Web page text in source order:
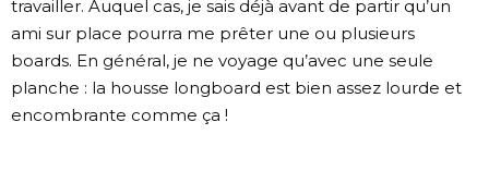
travailler. Auquel cas, je sais déjà avant de partir qu’un
ami sur place pourra me prêter une ou plusieurs
boards. En général, je ne voyage qu’avec une seule
planche : la housse longboard est bien assez lourde et
encombrante comme ça !